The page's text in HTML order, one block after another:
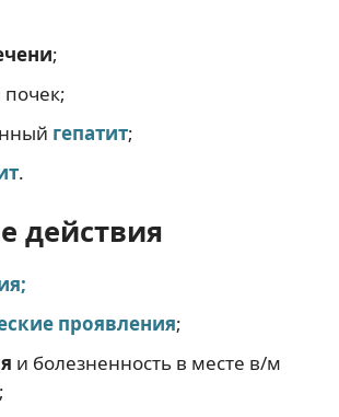
;
почек;
гепатит;
.
действия
;
проявления;
и болезненность в месте в/м